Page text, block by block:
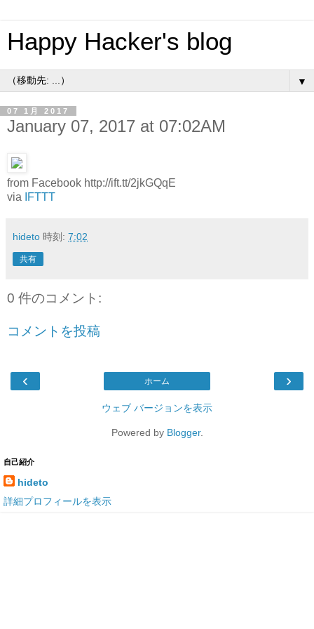
Happy Hacker's blog
▼
07 1月 2017
January 07, 2017 at 07:02AM
from Facebook http://ift.tt/2jkGQqE
via
IFTTT
hideto 時刻: 7:02
共有
0 件のコメント:
コメントを投稿
‹ ›
ホーム
ウェブ バージョンを表示
Powered by Blogger.
自己紹介
hideto
詳細プロフィールを表示